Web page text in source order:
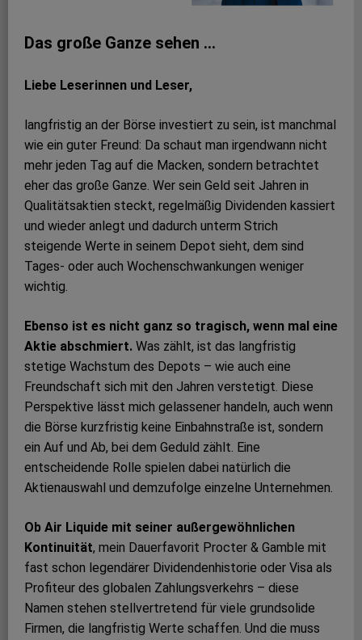
Das große Ganze sehen …
Liebe Leserinnen und Leser,
langfristig an der Börse investiert zu sein, ist manchmal
wie ein guter Freund: Da schaut man irgendwann nicht
mehr jeden Tag auf die Macken, sondern betrachtet
eher das große Ganze. Wer sein Geld seit Jahren in
Qualitätsaktien steckt, regelmäßig Dividenden kassiert
und wieder anlegt und dadurch unterm Strich
steigende Werte in seinem Depot sieht, dem sind
Tages- oder auch Wochenschwankungen weniger
wichtig.
Ebenso ist es nicht ganz so tragisch, wenn mal eine
Aktie abschmiert. Was zählt, ist das langfristig
stetige Wachstum des Depots – wie auch eine
Freundschaft sich mit den Jahren verstetigt. Diese
Perspektive lässt mich gelassener handeln, auch wenn
die Börse kurzfristig keine Einbahnstraße ist, sondern
ein Auf und Ab, bei dem Geduld zählt. Eine
entscheidende Rolle spielen dabei natürlich die
Aktienauswahl und demzufolge einzelne Unternehmen.
Ob Air Liquide mit seiner außergewöhnlichen
Kontinuität, mein Dauerfavorit Procter & Gamble mit
fast schon legendärer Dividendenhistorie oder Visa als
Profiteur des globalen Zahlungsverkehrs – diese
Namen stehen stellvertretend für viele grundsolide
Firmen, die langfristig Werte schaffen. Und die muss